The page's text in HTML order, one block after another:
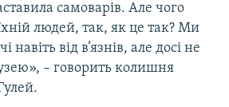
самоварів. Але чого
людей, так, як це так? Ми
навіть від в’язнів, але досі не
– говорить колишня